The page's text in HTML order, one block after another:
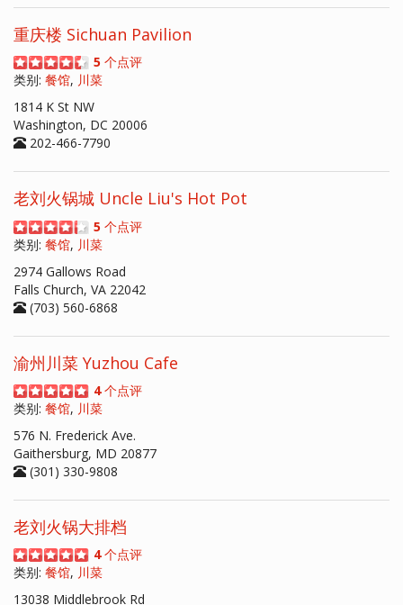
重庆楼 Sichuan Pavilion
5 个点评
类别: 餐馆, 川菜
1814 K St NW
Washington, DC 20006
202-466-7790
老刘火锅城 Uncle Liu's Hot Pot
5 个点评
类别: 餐馆, 川菜
2974 Gallows Road
Falls Church, VA 22042
(703) 560-6868
渝州川菜 Yuzhou Cafe
4个点评
类别: 餐馆, 川菜
576 N. Frederick Ave.
Gaithersburg, MD 20877
(301) 330-9808
老刘火锅大排档
4个点评
类别: 餐馆, 川菜
13038 Middlebrook Rd